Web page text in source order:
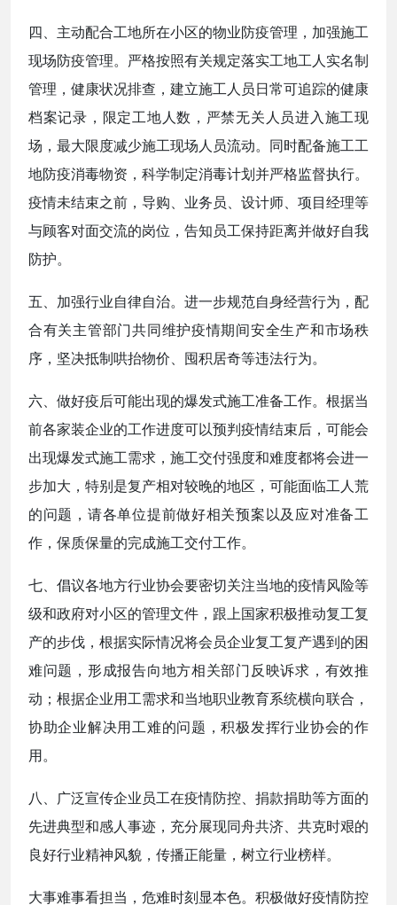
四、主动配合工地所在小区的物业防疫管理，加强施工
现场防疫管理。严格按照有关规定落实工地工人实名制
管理，健康状况排查，建立施工人员日常可追踪的健康
档案记录，限定工地人数，严禁无关人员进入施工现
场，最大限度减少施工现场人员流动。同时配备施工工
地防疫消毒物资，科学制定消毒计划并严格监督执行。
疫情未结束之前，导购、业务员、设计师、项目经理等
与顾客对面交流的岗位，告知员工保持距离并做好自我
防护。
五、加强行业自律自治。进一步规范自身经营行为，配
合有关主管部门共同维护疫情期间安全生产和市场秩
序，坚决抵制哄抬物价、囤积居奇等违法行为。
六、做好疫后可能出现的爆发式施工准备工作。根据当
前各家装企业的工作进度可以预判疫情结束后，可能会
出现爆发式施工需求，施工交付强度和难度都将会进一
步加大，特别是复产相对较晚的地区，可能面临工人荒
的问题，请各单位提前做好相关预案以及应对准备工
作，保质保量的完成施工交付工作。
七、倡议各地方行业协会要密切关注当地的疫情风险等
级和政府对小区的管理文件，跟上国家积极推动复工复
产的步伐，根据实际情况将会员企业复工复产遇到的困
难问题，形成报告向地方相关部门反映诉求，有效推
动；根据企业用工需求和当地职业教育系统横向联合，
协助企业解决用工难的问题，积极发挥行业协会的作
用。
八、广泛宣传企业员工在疫情防控、捐款捐助等方面的
先进典型和感人事迹，充分展现同舟共济、共克时艰的
良好行业精神风貌，传播正能量，树立行业榜样。
大事难事看担当，危难时刻显本色。积极做好疫情防控